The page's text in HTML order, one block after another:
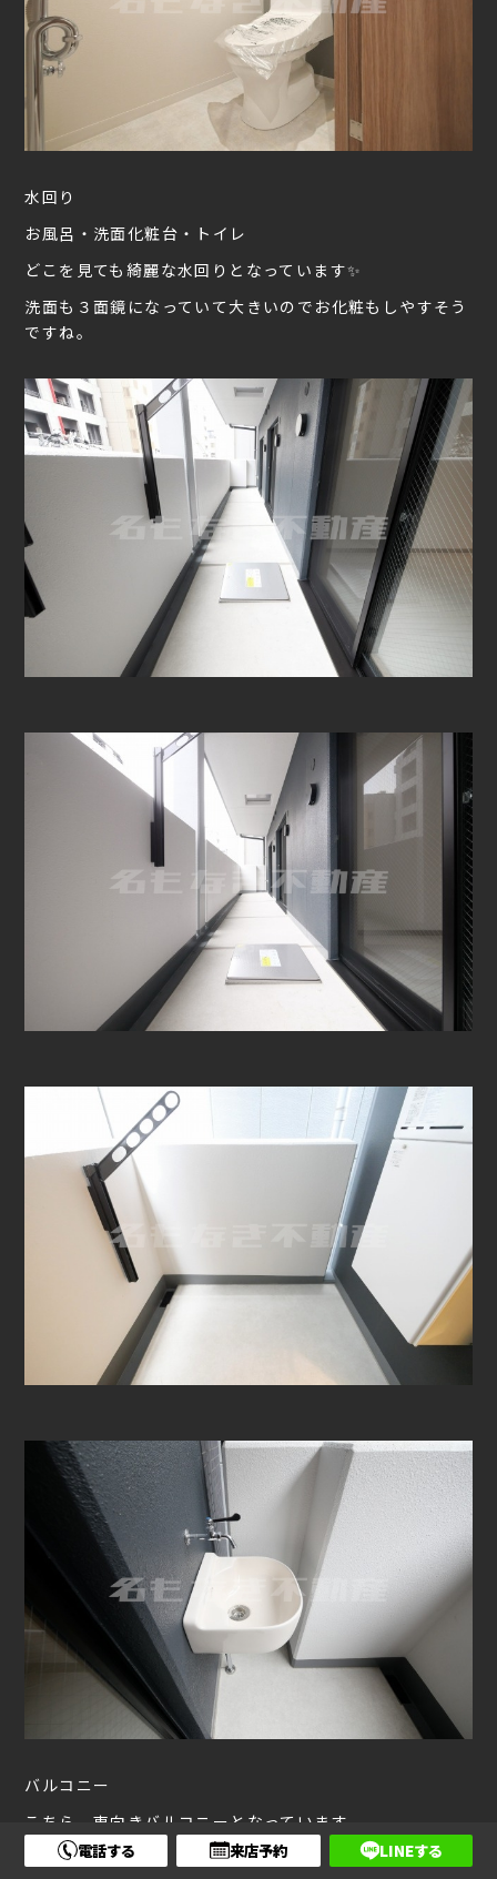
水回り
お風呂・洗面化粧台・トイレ
どこを見ても綺麗な水回りとなっています✨
洗面も３面鏡になっていて大きいのでお化粧もしやすそう
ですね。
バルコニー
こちら、東向きバルコニーとなっています。
日当たりもよく、明るいですよ(^^)/
電話する 来店予約 LINEする